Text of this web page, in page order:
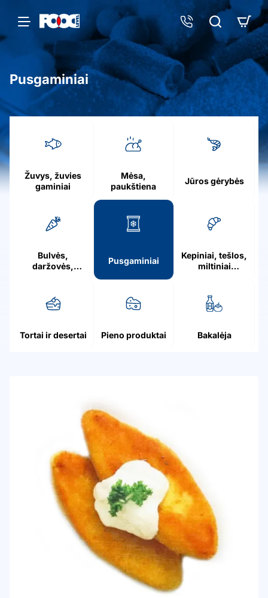
o
Pusgaminiai
Žuvys, žuvies
gaminiai
Mėsa,
paukštiena
Jūros gėrybės
Bulvės,
daržovės,
Pusgaminiai
Kepiniai, tešlos,
miltiniai
Tortai ir desertai Pieno produktai Bakalėja